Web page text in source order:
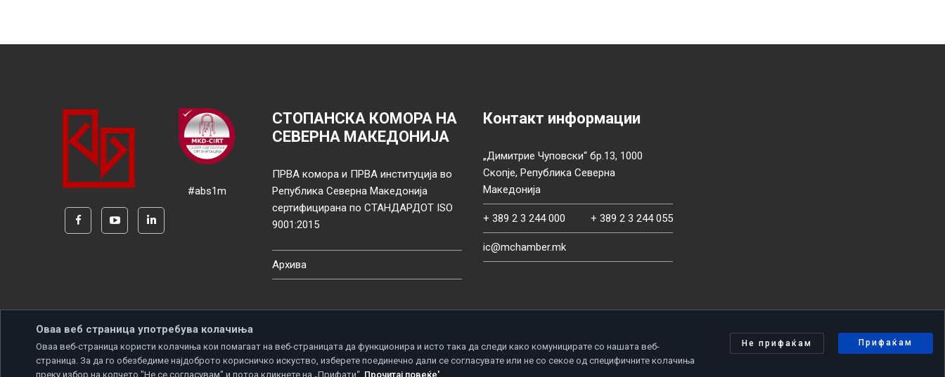
#abs1m
СТОПАНСКА КОМОРА НА
СЕВЕРНА МАКЕДОНИЈА
ПРВА комора и ПРВА институција во
Република Северна Македонија
сертифицирана по СТАНДАРДОТ ISO
9001:2015
Архива
Контакт информации
„Димитрие Чуповски“ бр.13, 1000
Скопје, Република Северна
Македонија
+ 389 2 3 244 000 + 389 2 3 244 055
ic@mchamber.mk
Copyright © 2026 Developed by Unet. All rights reserved. Политика за приватност
Оваа веб страница употребува колачиња
Оваа веб-страница користи колачиња кои помагаат на веб-страницата да функционира и исто така да следи како комуницирате со нашата веб-
страница. За да го обезбедиме најдоброто корисничко искуство, изберете поединечно дали се согласувате или не со секое од специфичните колачиња
преку избор на копчето "Не се согласувам" и потоа кликнете на „Прифати“. Прочитај повеќе'
Не прифаќам Прифаќам